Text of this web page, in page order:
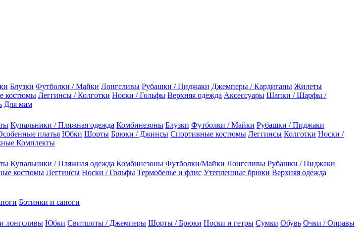
Блузки Футболки / Майки Лонгсливы Рубашки / Пиджаки Джемперы / Кардиганы Жилеты
костюмы Леггинсы / Колготки Носки / Гольфы Верхняя одежда Аксессуары Шапки / Шарфы /
Для мам
Купальники / Пляжная одежда Комбинезоны Блузки Футболки / Майки Рубашки / Пиджаки
платья Юбки Шорты Брюки / Джинсы Спортивные костюмы Леггинсы Колготки Носки /
Комплекты
Купальники / Пляжная одежда Комбинезоны Футболки/Майки Лонгсливы Рубашки / Пиджаки
костюмы Леггинсы Носки / Гольфы Термобелье и флис Утепленные брюки Верхняя одежда
Ботинки и сапоги
лонгсливы Юбки Свитшоты / Джемперы Шорты / Брюки Носки и гетры Сумки Обувь Очки / Оправы